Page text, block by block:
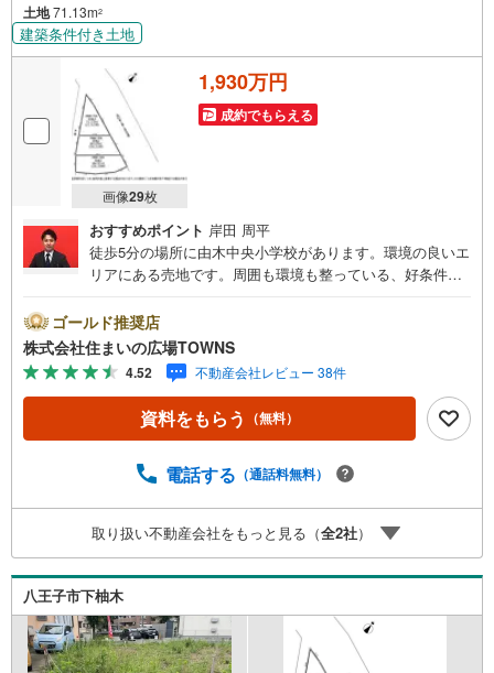
土地71.13m2
建築条件付き土地
画像29枚
1,930万円
成約でもらえる
おすすめポイント 岸田 周平
徒歩5分の場所に由木中央小学校があります。環境の良いエ
リアにある売地です。周囲も環境も整っている、好条件の
や中心地から現場が近い便利な地域です。土地面積は71.13
平米（公簿）となっております。【年中無休/9:00～21:0
0】人気物件は特にお問い合わせが集中するため、お早めに
お電話下さい。「室内・現地を見学する」ボタンよりご予
約頂くとご見学がスムーズです。■その他、各種ご相談も承
っております。○住宅ローンのご相談○ライフプランのシミ
なスタッフが親身になってお客様に合った物件をご紹介さ
でお気軽にお問い合わせ下さい♪駐車場もございますの
で、お車でのお越しも大歓迎です！
ゴールド推奨店
株式会社住まいの広場TOWNS
4.52 不動産会社レビュー 38件
資料をもらう （無料）
電話する （通話料無料）
取り扱い不動産会社をもっと見る（全2社）
八王子市下柚木